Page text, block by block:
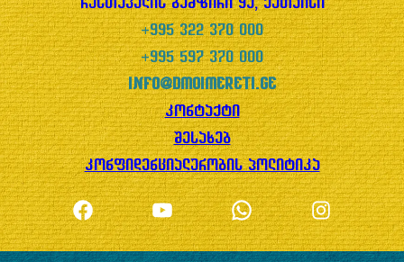
რუსთაველის გამზირი 9ა, ქუთაისი
+995 322 370 000
+995 597 370 000
info@dmoimereti.ge
კონტაქტი
შესახებ
კონფიდენციალურობის პოლიტიკა
Facebook YouTube WhatsApp Instagram